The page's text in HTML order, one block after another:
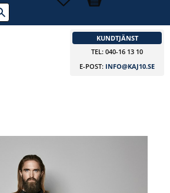
KUNDTJÄNST
TEL: 040-16 13 10
E-POST: INFO@KAJ10.SE